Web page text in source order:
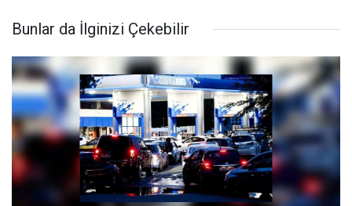
Bunlar da İlginizi Çekebilir